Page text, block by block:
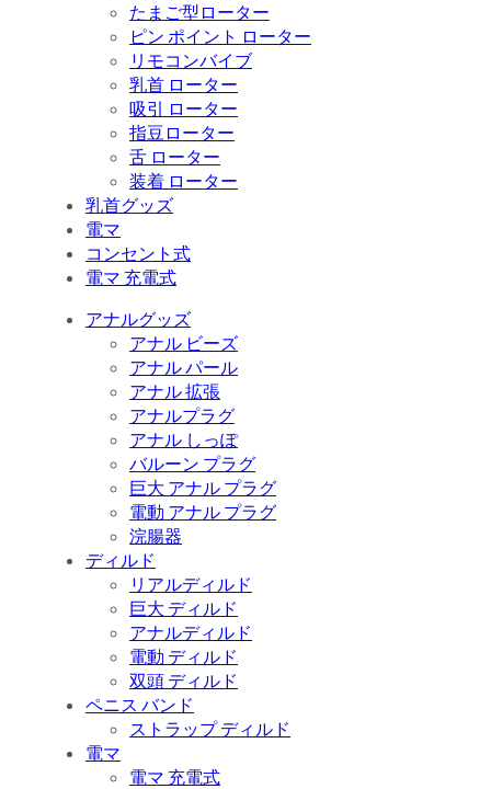
たまご型ローター
ピン ポイント ローター
リモコンバイブ
乳首 ローター
吸引 ローター
指豆ローター
舌 ローター
装着 ローター
乳首グッズ
電マ
コンセント式
電マ 充電式
アナルグッズ
アナル ビーズ
アナル パール
アナル 拡張
アナルプラグ
アナル しっぽ
バルーン プラグ
巨大 アナル プラグ
電動 アナル プラグ
浣腸器
ディルド
リアルディルド
巨大 ディルド
アナルディルド
電動 ディルド
双頭 ディルド
ペニス バンド
ストラップ ディルド
電マ
電マ 充電式